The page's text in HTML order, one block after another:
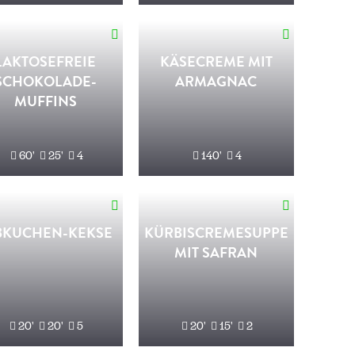
MUFFINS
60' 25' 4
KÄSECREME MIT
ARMAGNAC
140' 4
KEKSE
20' 20' 5
KÜRBISCREMESUPPE
MIT SAFRAN
20' 15' 2